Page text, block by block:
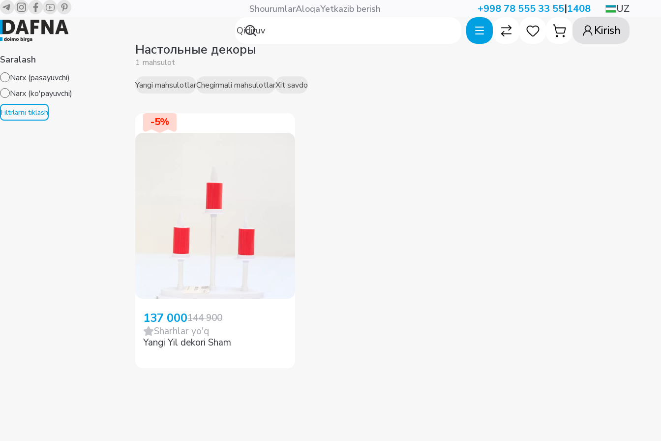
ShourumlarAloqaYetkazib berish +998 78 555 33 55|1408 UZ
Kirish
Saralash
Narx (pasayuvchi)
Narx (ko'payuvchi)
Filtrlarni tiklash
Настольные декоры
1 mahsulot
Yangi mahsulotlarChegirmali mahsulotlarXit savdo
-5%
137 000144 900
Sharhlar yo'q
Yangi Yil dekori Sham